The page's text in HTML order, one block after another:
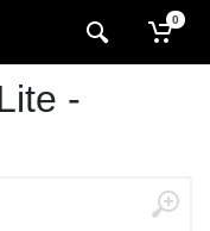
0
-